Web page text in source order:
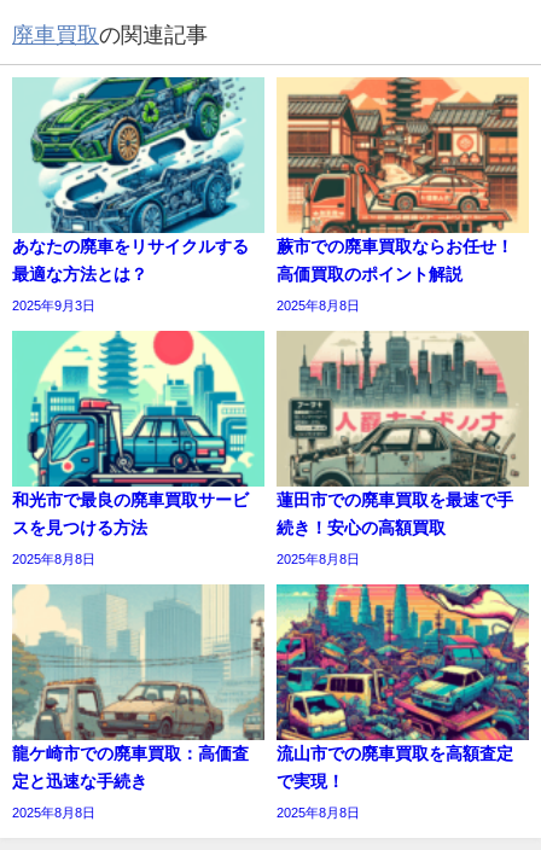
廃車買取の関連記事
あなたの廃車をリサイクルする
最適な方法とは？
2025年9月3日
蕨市での廃車買取ならお任せ！
高価買取のポイント解説
2025年8月8日
和光市で最良の廃車買取サービ
スを見つける方法
2025年8月8日
蓮田市での廃車買取を最速で手
続き！安心の高額買取
2025年8月8日
龍ケ崎市での廃車買取：高価査
定と迅速な手続き
2025年8月8日
流山市での廃車買取を高額査定
で実現！
2025年8月8日